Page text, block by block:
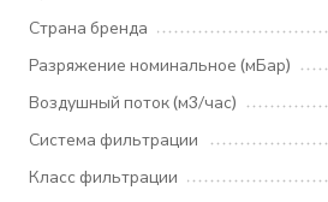
Страна бренда
Разряжение номинальное (мБар)
Воздушный поток (м3/час)
Система фильтрации
Класс фильтрации